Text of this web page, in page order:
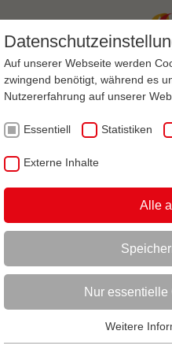
DER „WIDERRUFSBUTTON“ IM
zum Readspeaker
und Hintergrund
vom 19. Juni
,
Auf unserer Webseite werden
zwingend benötigt, während es
Nutzererfahrung auf unserer
Essentiell Statistiken
Externe Inhalte
Alle
Nur
Weitere